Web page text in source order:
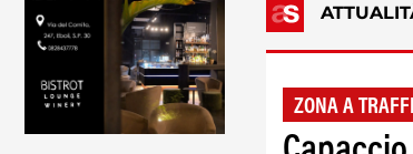
ZONA A